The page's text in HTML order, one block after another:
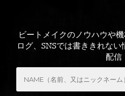
ビートメイクのノウハウや
ログ、SNSでは書ききれな
配信